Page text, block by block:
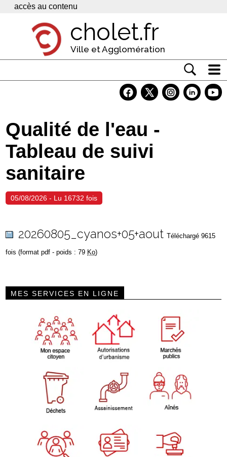
Panneau de gestion des cookies
accès au contenu
cholet.fr
Ville et Agglomération
Economie
Services
Contacts
Qualité de l'eau -
Tableau de suivi
sanitaire
05/08/2026 - Lu 16732 fois
20260805_cyanos+05+aout Téléchargé 9615
fois (format pdf - poids : 79 Ko)
MES SERVICES EN LIGNE